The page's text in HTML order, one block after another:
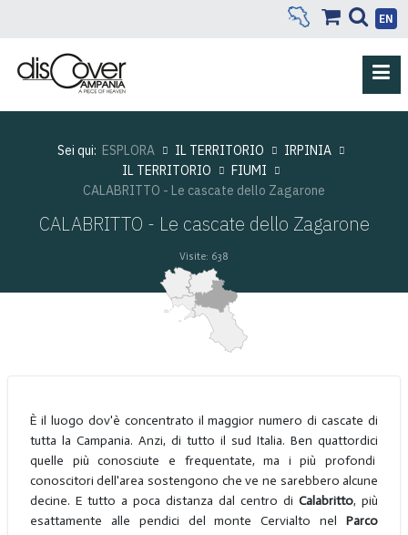
EN
Sei qui: ESPLORA IL TERRITORIO
IRPINIA
IL TERRITORIO
FIUMI
CALABRITTO - Le cascate dello Zagarone
CALABRITTO - Le cascate dello Zagarone
Visite: 638
È il luogo dov'è concentrato il maggior numero di cascate di
tutta la Campania. Anzi, di tutto il sud Italia. Ben quattordici
quelle più conosciute e frequentate, ma i più profondi
conoscitori dell'area sostengono che ve ne sarebbero alcune
decine. E tutto a poca distanza dal centro diCalabritto, più
esattamente alle pendici del monte Cervialto nelParco